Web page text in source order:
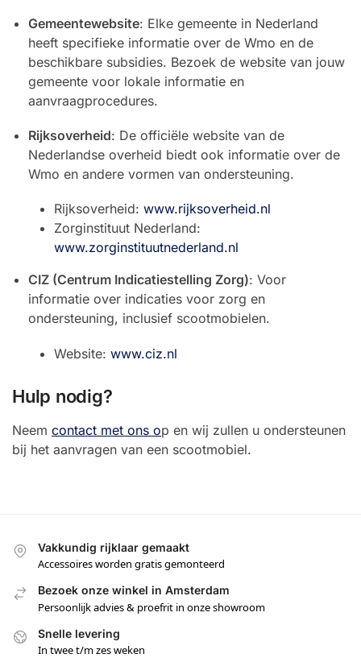
Gemeentewebsite: Elke gemeente in Nederland
heeft specifieke informatie over de Wmo en de
beschikbare subsidies. Bezoek de website van jouw
gemeente voor lokale informatie en
aanvraagprocedures.
Rijksoverheid: De officiële website van de
Nederlandse overheid biedt ook informatie over de
Wmo en andere vormen van ondersteuning.
Rijksoverheid: www.rijksoverheid.nl
Zorginstituut Nederland:
www.zorginstituutnederland.nl
CIZ (Centrum Indicatiestelling Zorg): Voor
informatie over indicaties voor zorg en
ondersteuning, inclusief scootmobielen.
Website: www.ciz.nl
Hulp nodig?
Neem contact met ons op en wij zullen u ondersteunen
bij het aanvragen van een scootmobiel.
Vakkundig rijklaar gemaakt
Accessoires worden gratis gemonteerd
Bezoek onze winkel in Amsterdam
Persoonlijk advies & proefrit in onze showroom
Snelle levering
In twee t/m zes weken